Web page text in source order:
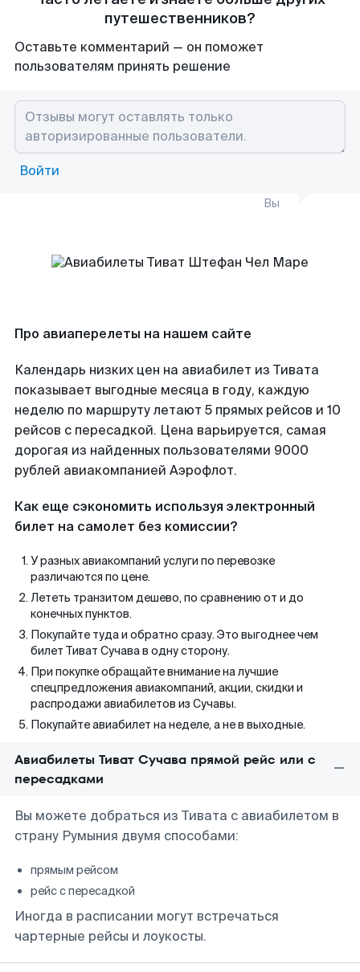
путешественников?
Оставьте комментарий — он поможет
пользователям принять решение
Войти
Вы
Про авиаперелеты на нашем сайте
Календарь низких цен на авиабилет из Тивата
показывает выгодные месяца в году, каждую
неделю по маршруту летают 5 прямых рейсов и 10
рейсов с пересадкой. Цена варьируется, самая
дорогая из найденных пользователями 9000
рублей авиакомпанией Аэрофлот.
Как еще сэкономить используя электронный
билет на самолет без комиссии?
У разных авиакомпаний услуги по перевозке
различаются по цене.
Лететь транзитом дешево, по сравнению от и до
конечных пунктов.
Покупайте туда и обратно сразу. Это выгоднее чем
билет Тиват Сучава в одну сторону.
При покупке обращайте внимание на лучшие
спецпредложения авиакомпаний, акции, скидки и
распродажи авиабилетов из Сучавы.
Покупайте авиабилет на неделе, а не в выходные.
Авиабилеты Тиват Сучава прямой рейс или с
пересадками
Вы можете добраться из Тивата с авиабилетом в
страну Румыния двумя способами:
прямым рейсом
рейс с пересадкой
Иногда в расписании могут встречаться
чартерные рейсы и лоукосты.